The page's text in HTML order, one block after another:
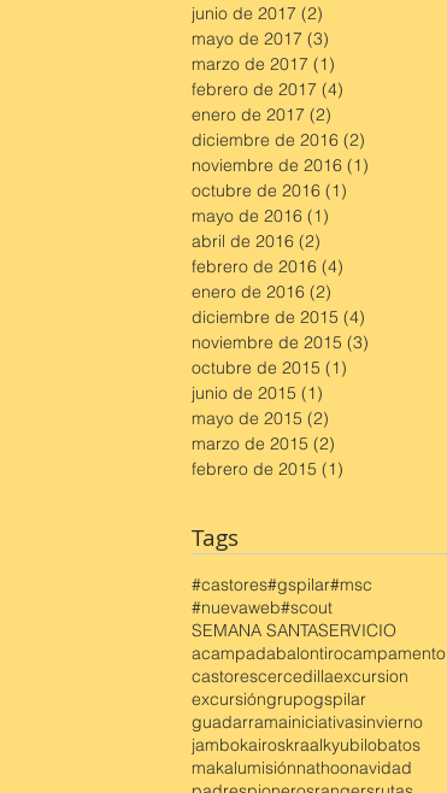
junio de 2017 (2)
mayo de 2017 (3)
marzo de 2017 (1)
febrero de 2017 (4)
enero de 2017 (2)
diciembre de 2016 (2)
noviembre de 2016 (1)
octubre de 2016 (1)
mayo de 2016 (1)
abril de 2016 (2)
febrero de 2016 (4)
enero de 2016 (2)
diciembre de 2015 (4)
noviembre de 2015 (3)
octubre de 2015 (1)
junio de 2015 (1)
mayo de 2015 (2)
marzo de 2015 (2)
febrero de 2015 (1)
Tags
#castores#gspilar#msc
#nuevaweb#scout
SEMANA SANTASERVICIO
acampadabalontirocampamento
castorescercedillaexcursion
excursióngrupogspilar
guadarramainiciativasinvierno
jambokairoskraalkyubilobatos
makalumisiónnathoonavidad